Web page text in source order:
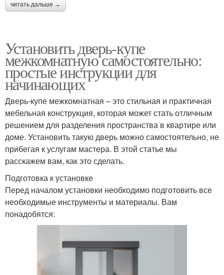
читать дальше →
Установить дверь-купе
межкомнатную самостоятельно:
простые инструкции для
начинающих
Дверь-купе межкомнатная – это стильная и практичная
мебельная конструкция, которая может стать отличным
решением для разделения пространства в квартире или
доме. Установить такую дверь можно самостоятельно, не
прибегая к услугам мастера. В этой статье мы
расскажем вам, как это сделать.
Подготовка к установке
Перед началом установки необходимо подготовить все
необходимые инструменты и материалы. Вам
понадобятся: